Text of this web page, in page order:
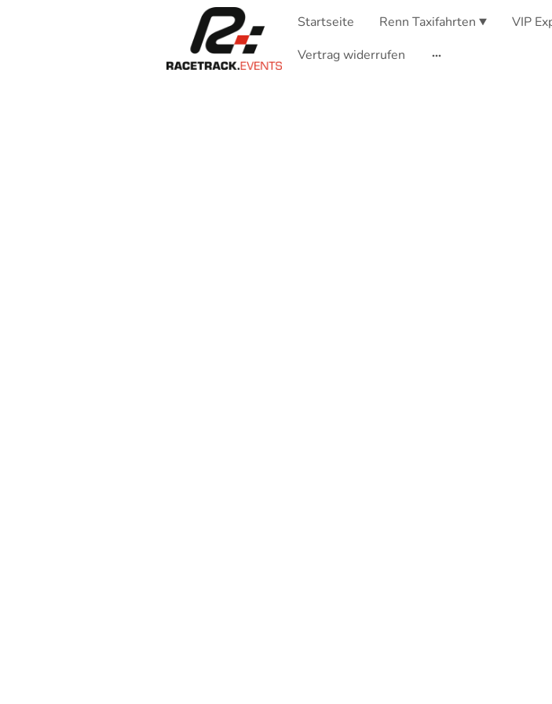
Startseite Renn Taxifahrten VIP
Vertrag widerrufen